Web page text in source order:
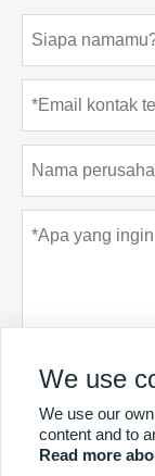
Menyerahkan
We use
We use our
content and to
Read more